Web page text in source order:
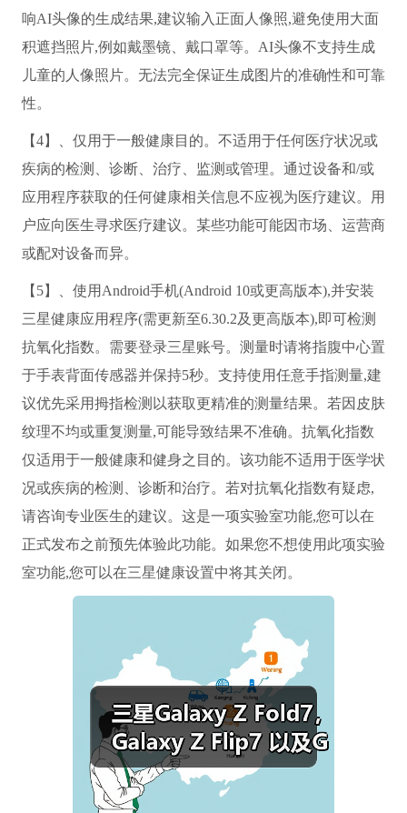
响AI头像的生成结果,建议输入正面人像照,避免使用大面
积遮挡照片,例如戴墨镜、戴口罩等。AI头像不支持生成
儿童的人像照片。无法完全保证生成图片的准确性和可靠
性。
【4】、仅用于一般健康目的。不适用于任何医疗状况或
疾病的检测、诊断、治疗、监测或管理。通过设备和/或
应用程序获取的任何健康相关信息不应视为医疗建议。用
户应向医生寻求医疗建议。某些功能可能因市场、运营商
或配对设备而异。
【5】、使用Android手机(Android 10或更高版本),并安装
三星健康应用程序(需更新至6.30.2及更高版本),即可检测
抗氧化指数。需要登录三星账号。测量时请将指腹中心置
于手表背面传感器并保持5秒。支持使用任意手指测量,建
议优先采用拇指检测以获取更精准的测量结果。若因皮肤
纹理不均或重复测量,可能导致结果不准确。抗氧化指数
仅适用于一般健康和健身之目的。该功能不适用于医学状
况或疾病的检测、诊断和治疗。若对抗氧化指数有疑虑,
请咨询专业医生的建议。这是一项实验室功能,您可以在
正式发布之前预先体验此功能。如果您不想使用此项实验
室功能,您可以在三星健康设置中将其关闭。